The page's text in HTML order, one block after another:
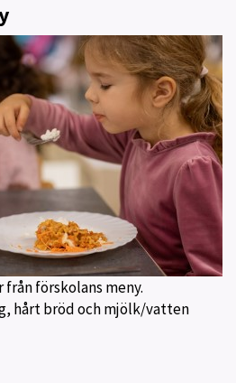
förskolans meny.
hårt bröd och mjölk/vatten